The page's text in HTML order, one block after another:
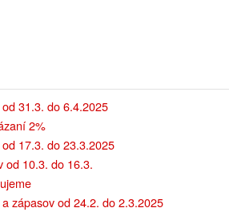
31.3. do 6.4.2025
2%
17.3. do 23.3.2025
od 10.3. do 16.3.
zápasov od 24.2. do 2.3.2025